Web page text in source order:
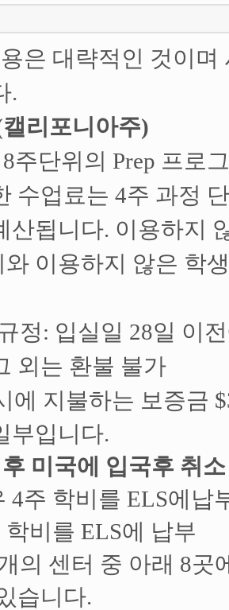
은 대략적인 것이며
.
리포니아주)
주단위의 Prep 프로
수업료는 4주 과정
산됩니다. 이용하지
이용하지 않은 학
정: 입실일 28일 이
외는 환불 불가
에 지불하는 보증금
부입니다.
미국에 입국후 취
4주 학비를 ELS에납
비를 ELS에 납부
의 센터 중 아래 8곳
습니다.